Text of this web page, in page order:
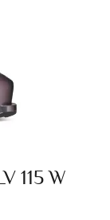
115 W